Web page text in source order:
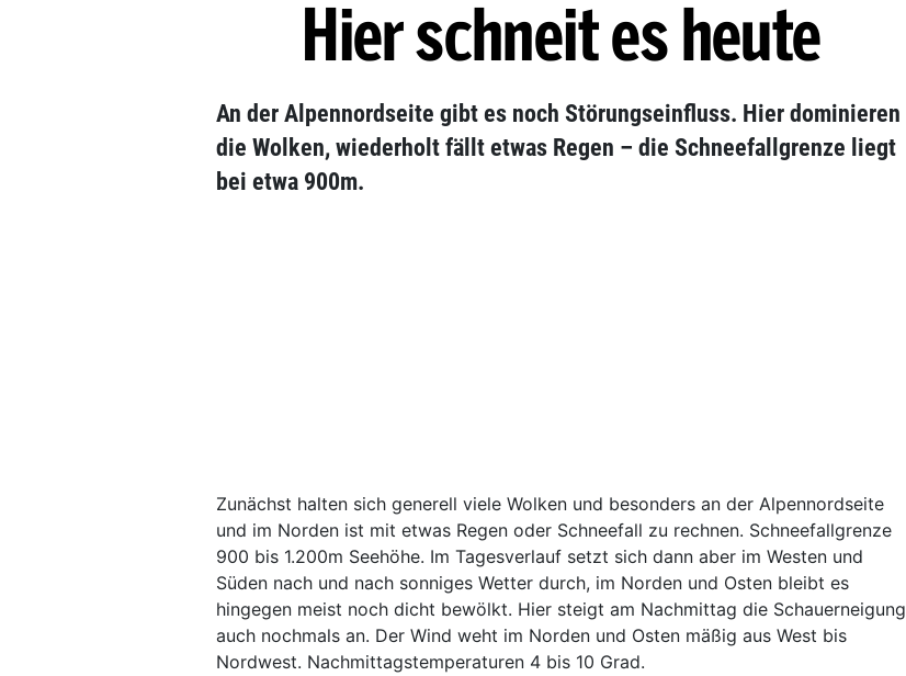
Hier schneit es heute
An der Alpennordseite gibt es noch Störungseinfluss. Hier dominieren
die Wolken, wiederholt fällt etwas Regen – die Schneefallgrenze liegt
bei etwa 900m.
Zunächst halten sich generell viele Wolken und besonders an der Alpennordseite
und im Norden ist mit etwas Regen oder Schneefall zu rechnen. Schneefallgrenze
900 bis 1.200m Seehöhe. Im Tagesverlauf setzt sich dann aber im Westen und
Süden nach und nach sonniges Wetter durch, im Norden und Osten bleibt es
hingegen meist noch dicht bewölkt. Hier steigt am Nachmittag die Schauerneigung
auch nochmals an. Der Wind weht im Norden und Osten mäßig aus West bis
Nordwest. Nachmittagstemperaturen 4 bis 10 Grad.